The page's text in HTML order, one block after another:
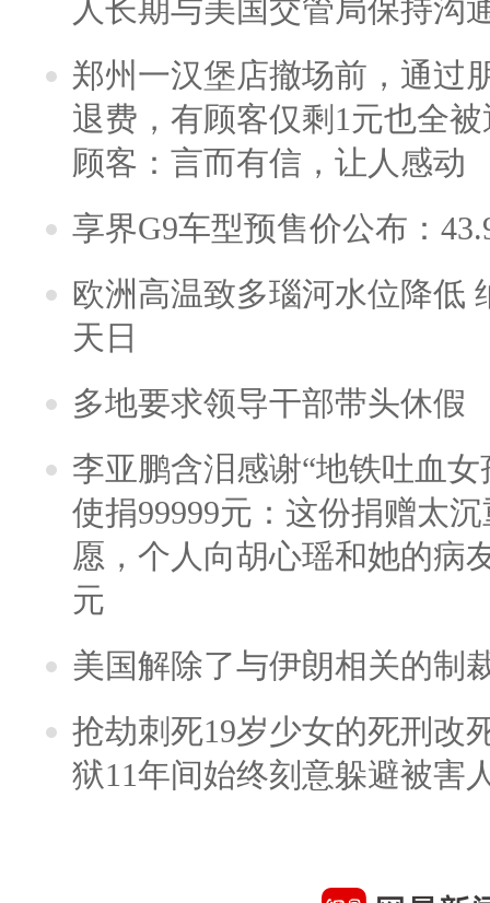
人长期与美国交管局保持沟
郑州一汉堡店撤场前，通过
退费，有顾客仅剩1元也全
顾客：言而有信，让人感动
享界G9车型预售价公布：
欧洲高温致多瑙河水位降低
天日
多地要求领导干部带头休假
李亚鹏含泪感谢“地铁吐血
使捐99999元：这份捐赠太
愿，个人向胡心瑶和她的病
元
美国解除了与伊朗相关的制
抢劫刺死19岁少女的死刑改
狱11年间始终刻意躲避被害